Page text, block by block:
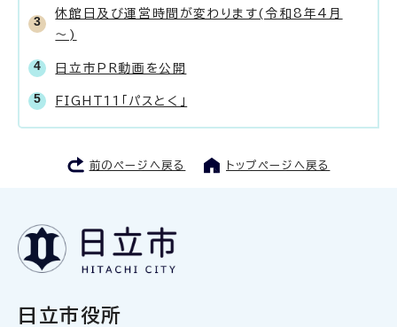
休館日及び運営時間が変わります(令和8年4月
～)
日立市PR動画を公開
FIGHT11「パスとく」
前のページへ戻る トップページへ戻る
日立市役所